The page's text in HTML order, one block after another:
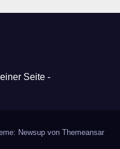
Seite -
Newsup von Themeansar